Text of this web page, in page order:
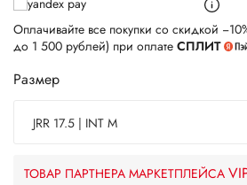
Оплачивайте все покупки со скидкой
до 1 500 рублей) при оплате СПЛИТ
Размер
JRR 17.5 | INT M
ТОВАР ПАРТНЕРА МАРКЕТПЛЕЙСА